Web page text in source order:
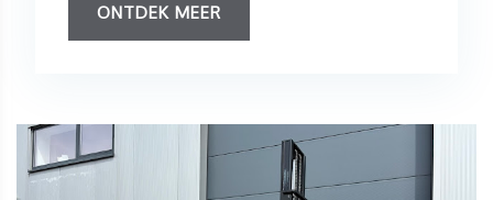
ONTDEK MEER